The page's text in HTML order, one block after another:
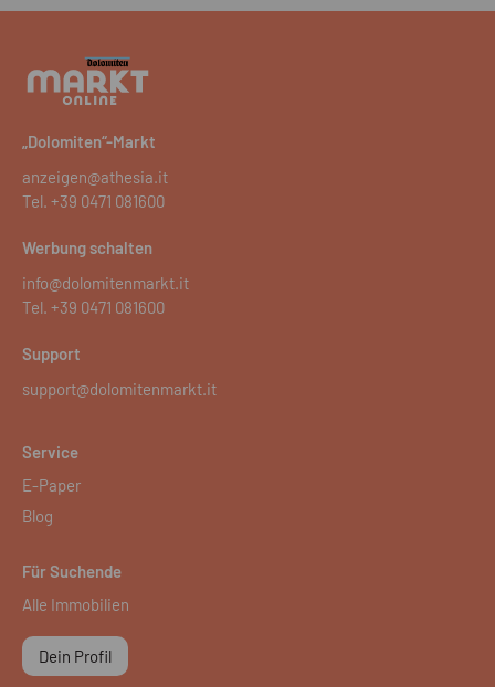
„Dolomiten“-Markt
anzeigen@athesia.it
Tel. +39 0471 081600
Werbung schalten
info@dolomitenmarkt.it
Tel. +39 0471 081600
Support
support@dolomitenmarkt.it
Service
E-Paper
Blog
Für Suchende
Alle Immobilien
Dein Profil